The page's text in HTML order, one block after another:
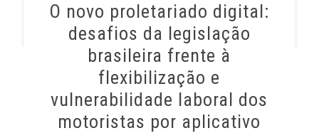
O novo proletariado digital:
desafios da legislação
brasileira frente à
flexibilização e
vulnerabilidade laboral dos
motoristas por aplicativo